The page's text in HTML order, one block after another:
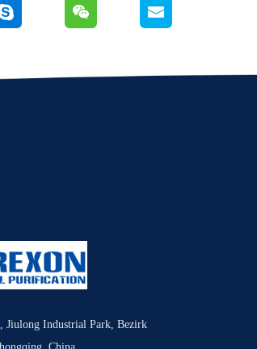
Jiulong Industrial Park, Bezirk
China